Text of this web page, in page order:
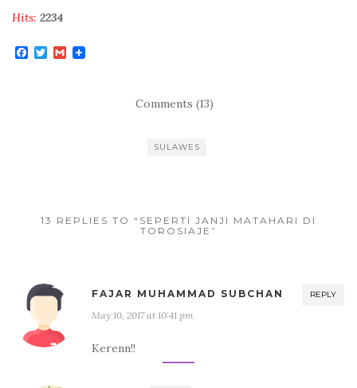
Hits: 2234
F
T
G
Comments (13)
SULAWES
13 REPLIES TO “SEPERTI JANJI MATAHARI DI
TOROSIAJE”
FAJAR MUHAMMAD SUBCHAN REPLY
May 10, 2017 at 10:41 pm
Kerenn!!